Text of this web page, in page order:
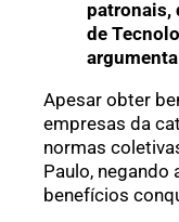
patronais,
de
Apesar obter
empresas da
normas
Paulo, negando
benefícios